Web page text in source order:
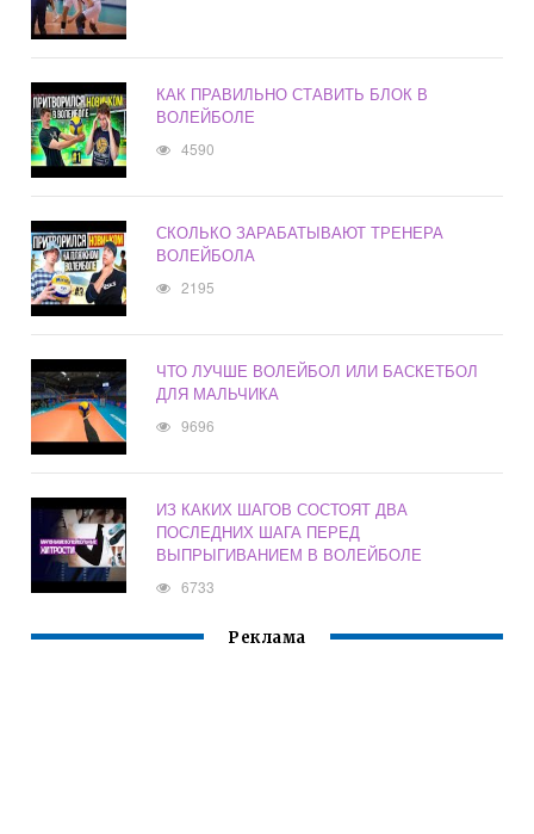
КАК ПРАВИЛЬНО СТАВИТЬ БЛОК В
ВОЛЕЙБОЛЕ
4590
СКОЛЬКО ЗАРАБАТЫВАЮТ ТРЕНЕРА
ВОЛЕЙБОЛА
2195
ЧТО ЛУЧШЕ ВОЛЕЙБОЛ ИЛИ БАСКЕТБОЛ
ДЛЯ МАЛЬЧИКА
9696
ИЗ КАКИХ ШАГОВ СОСТОЯТ ДВА
ПОСЛЕДНИХ ШАГА ПЕРЕД
ВЫПРЫГИВАНИЕМ В ВОЛЕЙБОЛЕ
6733
Реклама